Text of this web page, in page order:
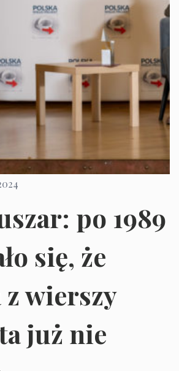
po 1989
się, że
wierszy
już nie